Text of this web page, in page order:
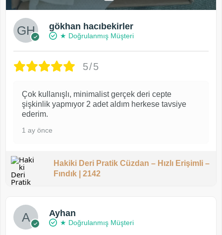
gökhan hacıbekirler
★ Doğrulanmış Müşteri
5/5
Çok kullanışlı, minimalist gerçek deri cepte
şişkinlik yapmıyor 2 adet aldım herkese tavsiye
ederim.
1 ay önce
Hakiki Deri Pratik Cüzdan – Hızlı Erişimli –
Fındık | 2142
Ayhan
★ Doğrulanmış Müşteri